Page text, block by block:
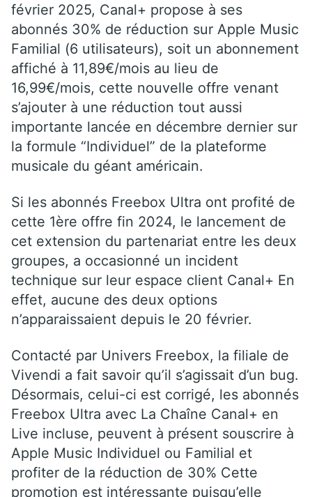
février 2025, Canal+ propose à ses
abonnés 30% de réduction sur Apple Music
Familial (6 utilisateurs), soit un abonnement
affiché à 11,89€/mois au lieu de
16,99€/mois, cette nouvelle offre venant
s’ajouter à une réduction tout aussi
importante lancée en décembre dernier sur
la formule “Individuel” de la plateforme
musicale du géant américain.
Si les abonnés Freebox Ultra ont profité de
cette 1ère offre fin 2024, le lancement de
cet extension du partenariat entre les deux
groupes, a occasionné un incident
technique sur leur espace client Canal+ En
effet, aucune des deux options
n’apparaissaient depuis le 20 février.
Contacté par Univers Freebox, la filiale de
Vivendi a fait savoir qu’il s’agissait d’un bug.
Désormais, celui-ci est corrigé, les abonnés
Freebox Ultra avec La Chaîne Canal+ en
Live incluse, peuvent à présent souscrire à
Apple Music Individuel ou Familial et
profiter de la réduction de 30% Cette
promotion est intéressante puisqu’elle